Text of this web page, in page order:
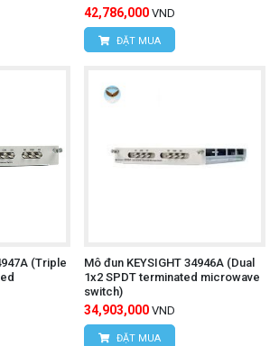
42,786,000 VND
ĐẶT MUA
(Triple
Mô đun KEYSIGHT 34946A (Dual
1x2 SPDT terminated microwave
switch)
34,903,000 VND
ĐẶT MUA